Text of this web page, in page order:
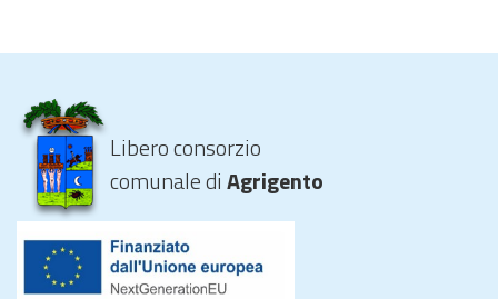
Libero consorzio
comunale diAgrigento